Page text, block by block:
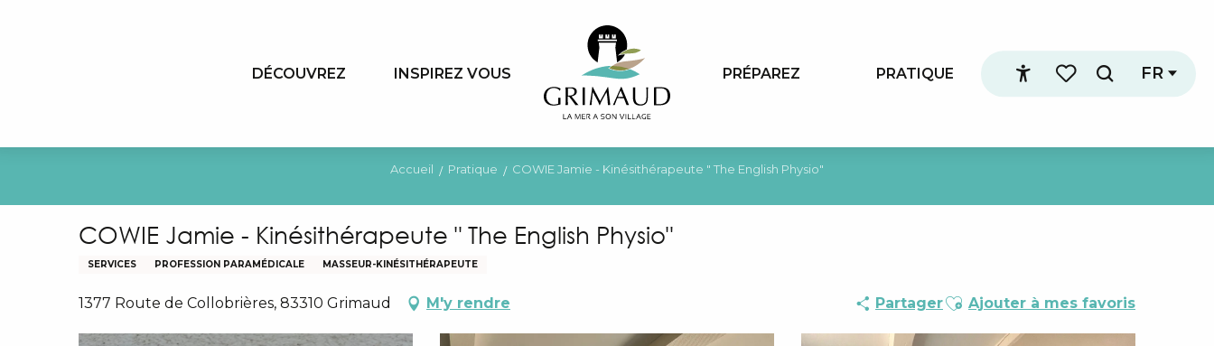
Accessibilité
Voir les favoris
Recherche
FR
DÉCOUVREZ INSPIREZ VOUS PRÉPAREZ PRATIQUE
Accueil Pratique COWIE Jamie - Kinésithérapeute " The English Physio"
COWIE Jamie - Kinésithérapeute " The English Physio"
SERVICES PROFESSION PARAMÉDICALE MASSEUR-KINÉSITHÉRAPEUTE
1377 Route de Collobrières, 83310 Grimaud M'y rendre PartagerAjouter aux favoris
Ajouter à mes favoris